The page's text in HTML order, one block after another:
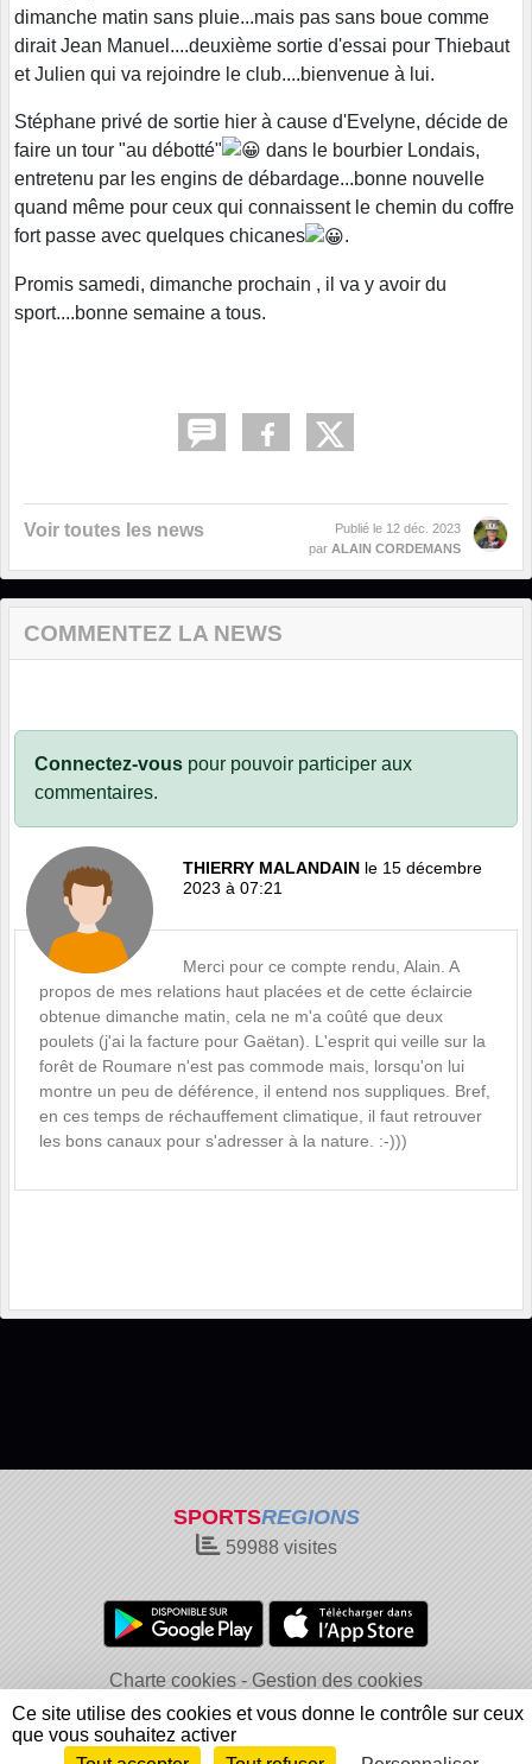
dimanche matin sans pluie...mais pas sans boue comme
dirait Jean Manuel....deuxième sortie d'essai pour Thiebaut
et Julien qui va rejoindre le club....bienvenue à lui.
Stéphane privé de sortie hier à cause d'Evelyne, décide de
faire un tour "au débotté"
dans le bourbier Londais,
entretenu par les engins de débardage...bonne nouvelle
quand même pour ceux qui connaissent le chemin du coffre
fort passe avec quelques chicanes
.
Promis samedi, dimanche prochain , il va y avoir du
sport....bonne semaine a tous.
Voir toutes les news Publié le 12 déc. 2023
par ALAIN CORDEMANS
COMMENTEZ LA NEWS
Connectez-vous pour pouvoir participer aux
commentaires.
THIERRY MALANDAIN le 15 décembre
2023 à 07:21
Merci pour ce compte rendu, Alain. A
propos de mes relations haut placées et de cette éclaircie
obtenue dimanche matin, cela ne m'a coûté que deux
poulets (j'ai la facture pour Gaëtan). L'esprit qui veille sur la
forêt de Roumare n'est pas commode mais, lorsqu'on lui
montre un peu de déférence, il entend nos suppliques. Bref,
en ces temps de réchauffement climatique, il faut retrouver
les bons canaux pour s'adresser à la nature. :-)))
SPORTSREGIONS
59988visites
Charte cookies
Gestion des cookies
Informations légales
Signaler un contenu inapproprié
Ce site utilise des cookies et vous donne le contrôle sur ceux
que vous souhaitez activer